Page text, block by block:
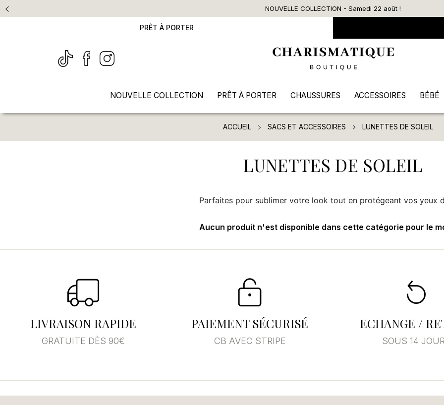
NOUVELLE COLLECTION - Samedi 22 août !
PRÊT À PORTER
NOUVELLE COLLECTION PRÊT À PORTER CHAUSSURES ACCESSOIRES BÉBÉ
ACCUEIL SACS ET ACCESSOIRES LUNETTES DE SOLEIL
LUNETTES DE SOLEIL
Parfaites pour sublimer votre look tout en protégeant vos yeux
Aucun produit n'est disponible dans cette catégorie pour le
LIVRAISON RAPIDE
GRATUITE DÈS 90€
PAIEMENT SÉCURISÉ
CB AVEC STRIPE
ECHANGE /
SOUS 14